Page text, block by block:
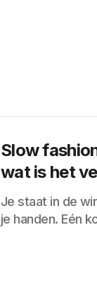
Slow
wat is het
Je staat in de
je handen. Eén